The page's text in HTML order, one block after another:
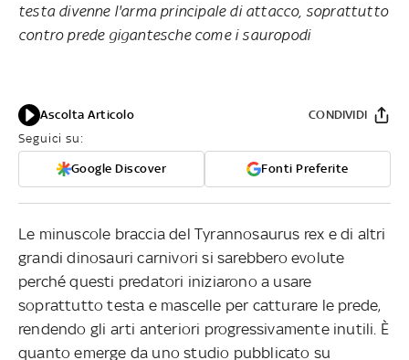
testa divenne l'arma principale di attacco, soprattutto
contro prede gigantesche come i sauropodi
Ascolta Articolo
Seguici su:
Google Discover Fonti Preferite
CONDIVIDI
Le minuscole braccia del Tyrannosaurus rex e di altri
grandi dinosauri carnivori si sarebbero evolute
perché questi predatori iniziarono a usare
soprattutto testa e mascelle per catturare le prede,
rendendo gli arti anteriori progressivamente inutili. È
quanto emerge da uno studio pubblicato su